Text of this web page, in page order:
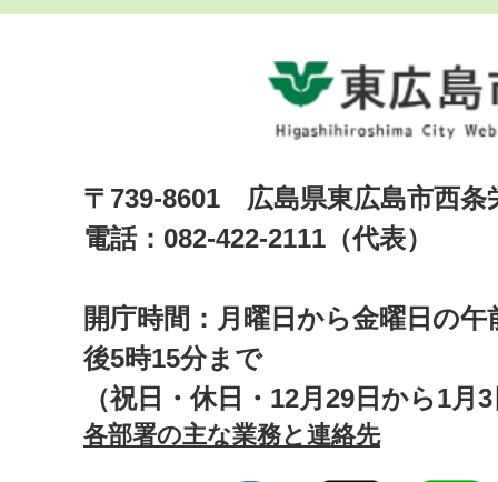
〒739-8601 広島県東広島市西
電話：082-422-2111（代表）
開庁時間：月曜日から金曜日の午
後5時15分まで
（祝日・休日・12月29日から1月
各部署の主な業務と連絡先